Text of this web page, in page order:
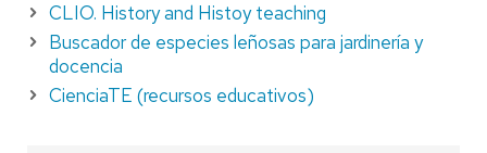
CLIO. History and Histoy teaching
Buscador de especies leñosas para jardinería y
docencia
CienciaTE (recursos educativos)